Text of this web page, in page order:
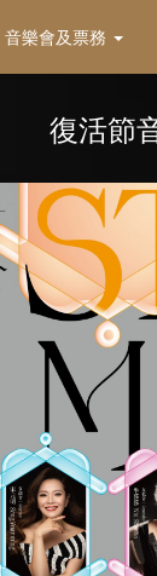
復活節
音樂會及票務